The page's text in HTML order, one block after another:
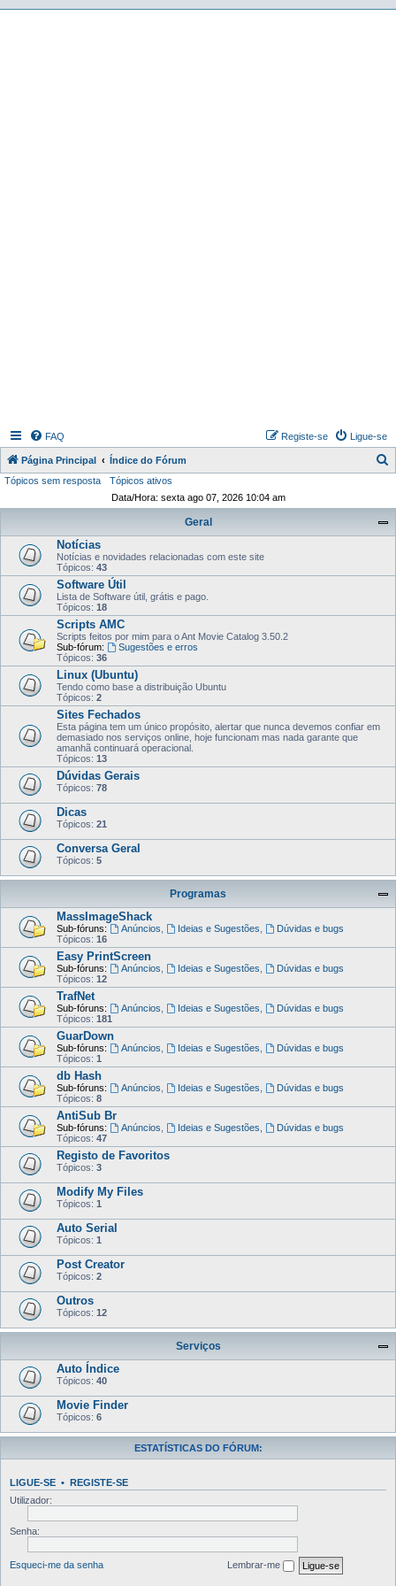
FAQ Ligue-se
Registe-se
Página Principal Índice do Fórum
Tópicos sem resposta
Tópicos ativos
Data/Hora: sexta ago 07, 2026 10:04 am
Geral
Notícias
Notícias e novidades relacionadas com este site
Tópicos: 43
Software Útil
Lista de Software útil, grátis e pago.
Tópicos: 18
Scripts AMC
Scripts feitos por mim para o Ant Movie Catalog 3.50.2
Sub-fórum:
Sugestões e erros
Tópicos: 36
Linux (Ubuntu)
Tendo como base a distribuição Ubuntu
Tópicos: 2
Sites Fechados
Esta página tem um único propósito, alertar que nunca devemos confiar em
demasiado nos serviços online, hoje funcionam mas nada garante que
amanhã continuará operacional.
Tópicos: 13
Dúvidas Gerais
Tópicos: 78
Dicas
Tópicos: 21
Conversa Geral
Tópicos: 5
Programas
MassImageShack
Sub-fóruns: Anúncios Ideias e Sugestões
Dúvidas e bugs
Tópicos: 16
Easy PrintScreen
Sub-fóruns: Anúncios Ideias e Sugestões
Dúvidas e bugs
Tópicos: 12
TrafNet
Sub-fóruns: Anúncios Ideias e Sugestões
Dúvidas e bugs
Tópicos: 181
GuarDown
Sub-fóruns: Anúncios Ideias e Sugestões
Dúvidas e bugs
Tópicos: 1
db Hash
Sub-fóruns: Anúncios Ideias e Sugestões
Dúvidas e bugs
Tópicos: 8
AntiSub Br
Sub-fóruns: Anúncios Ideias e Sugestões
Dúvidas e bugs
Tópicos: 47
Registo de Favoritos
Tópicos: 3
Modify My Files
Tópicos: 1
Auto Serial
Tópicos: 1
Post Creator
Tópicos: 2
Outros
Tópicos: 12
Serviços
Auto Índice
Tópicos: 40
Movie Finder
Tópicos: 6
ESTATÍSTICAS DO FÓRUM:
LIGUE-SE • REGISTE-SE
Utilizador:
Senha:
Esqueci-me da senha Lembrar-me